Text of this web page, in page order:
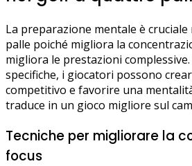
La preparazione mentale è
palle poiché migliora la
migliora le prestazioni
specifiche, i giocatori possono
competitivo e favorire una
traduce in un gioco migliore sul
Tecniche per migliorare la
focus